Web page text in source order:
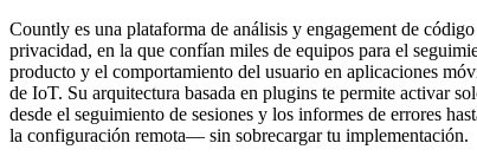
Countly es una plataforma de análisis y engagement de
privacidad, en la que confían miles de equipos para el
producto y el comportamiento del usuario en aplicaciones
de IoT. Su arquitectura basada en plugins te permite activar
desde el seguimiento de sesiones y los informes de errores
la configuración remota— sin sobrecargar tu implementación.